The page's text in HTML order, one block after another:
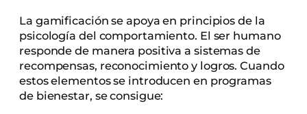
La gamificación se apoya en principios de la
psicología del comportamiento. El ser humano
responde de manera positiva a sistemas de
recompensas, reconocimiento y logros. Cuando
estos elementos se introducen en programas
de bienestar, se consigue: